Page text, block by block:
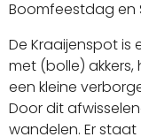
Boomfeestdag en
De Kraaijenspot is
met (bolle) akkers,
een kleine
Door dit
wandelen. Er staat